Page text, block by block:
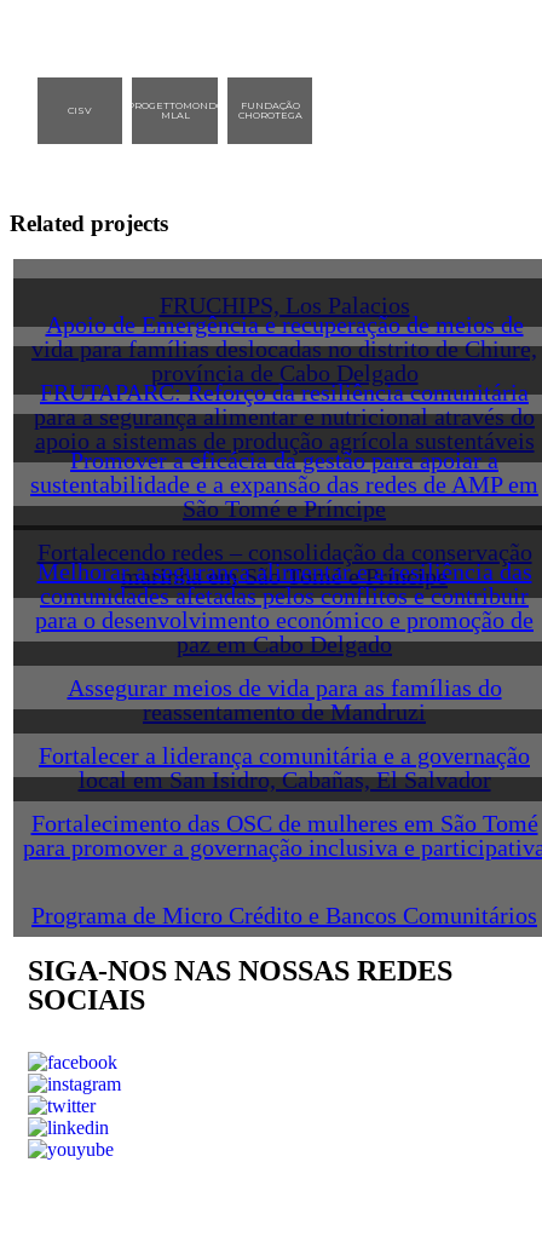
CISV
PROGETTOMONDO
MLAL
FUNDAÇÃO
CHOROTEGA
Related projects
FRUCHIPS, Los Palacios
Apoio de Emergência e recuperação de meios de
vida para famílias deslocadas no distrito de Chiure,
província de Cabo Delgado
FRUTAPARC: Reforço da resiliência comunitária
para a segurança alimentar e nutricional através do
apoio a sistemas de produção agrícola sustentáveis
Promover a eficácia da gestão para apoiar a
sustentabilidade e a expansão das redes de AMP em
São Tomé e Príncipe
Fortalecendo redes – consolidação da conservação
marinha em São Tomé e Príncipe
Melhorar a segurança alimentar e a resiliência das
comunidades afetadas pelos conflitos e contribuir
para o desenvolvimento económico e promoção de
paz em Cabo Delgado
Assegurar meios de vida para as famílias do
reassentamento de Mandruzi
Fortalecer a liderança comunitária e a governação
local em San Isidro, Cabañas, El Salvador
Fortalecimento das OSC de mulheres em São Tomé
para promover a governação inclusiva e
Programa de Micro Crédito e Bancos Comunitários
SIGA-NOS NAS NOSSAS REDES
SOCIAIS